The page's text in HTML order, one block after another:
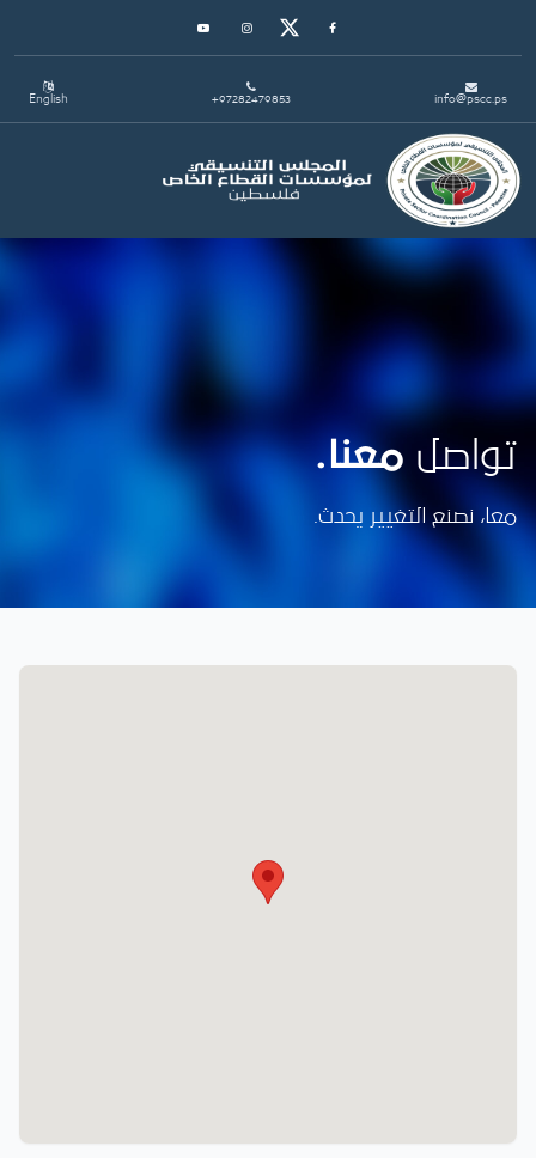
Facebook
Twitter
Instagram
Youtube
info@pscc.ps
+97282479853
English
Toggle navigation
تواصل معنا.
معا، نصنع التغيير يحدث.